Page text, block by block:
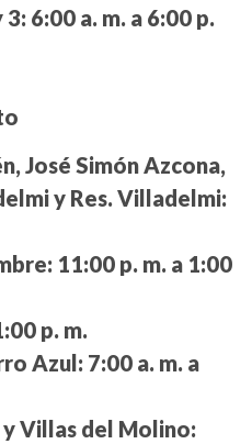
3: 6:00 a. m. a 6:00 p.
José Simón Azcona,
y Res. Villadelmi:
11:00 p. m. a 1:00
p. m.
Azul: 7:00 a. m. a
Villas del Molino: